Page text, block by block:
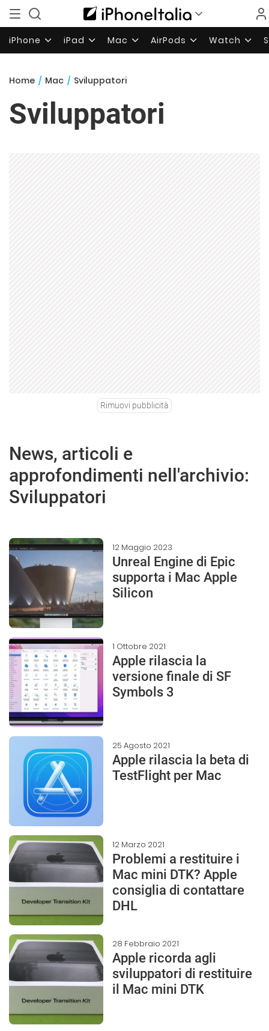
iPhone iPad Mac AirPods Watch
Home / Mac / Sviluppatori
Sviluppatori
Rimuovi pubblicità
News, articoli e
approfondimenti nell'archivio:
Sviluppatori
12 Maggio 2023
Unreal Engine di Epic
supporta i Mac Apple
Silicon
1 Ottobre 2021
Apple rilascia la
versione finale di SF
Symbols 3
25 Agosto 2021
Apple rilascia la beta di
TestFlight per Mac
12 Marzo 2021
Problemi a restituire i
Mac mini DTK? Apple
consiglia di contattare
DHL
28 Febbraio 2021
Apple ricorda agli
sviluppatori di restituire
il Mac mini DTK